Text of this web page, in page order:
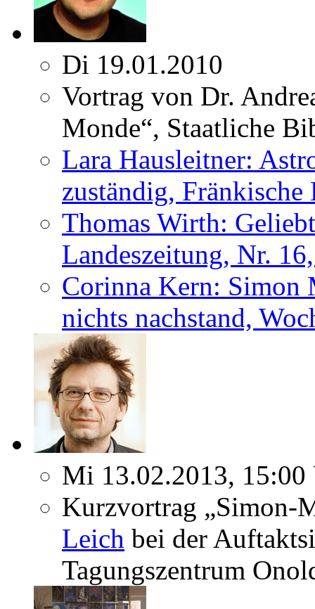
Di 19.01.2010
Vortrag von Dr.
Monde“, Staatliche
Lara Hausleitner:
zuständig,
Thomas Wirth:
Landeszeitung, Nr.
Corinna Kern: Simon
nichts nachstand,
Mi 13.02.2013, 15:00
Kurzvortrag „Simon-
Leich bei der
Tagungszentrum